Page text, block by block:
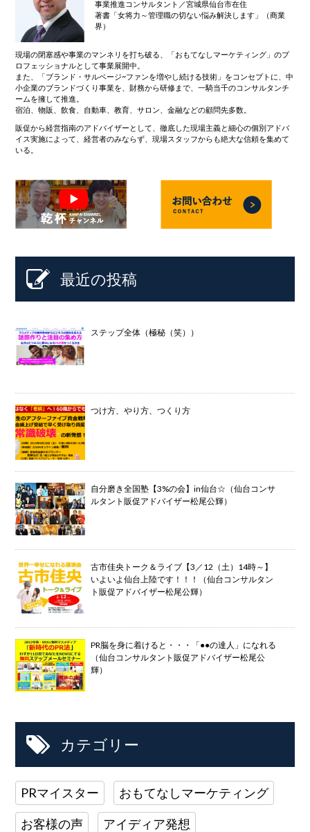
事業推進コンサルタント／宮城県仙台市在住
著書「女将力～管理職の切ない悩み解決します」（商業
界）
現場の閉塞感や事業のマンネリを打ち破る、「おもてなしマーケティング」のプ
ロフェッショナルとして事業展開中。
また、「ブランド・サルベージ~ファンを増やし続ける技術」をコンセプトに、中
小企業のブランドづくり事業を、財務から研修まで、一騎当千のコンサルタンチ
ームを擁して推進。
宿泊、物販、飲食、自動車、教育、サロン、金融などの顧問先多数。
販促から経営指南のアドバイザーとして、徹底した現場主義と細心の個別アドバ
イス実施によって、経営者のみならず、現場スタッフからも絶大な信頼を集めて
いる。
最近の投稿
ステップ全体（極秘（笑））
つけ方、やり方、つくり方
自分磨き全国塾【3%の会】in仙台☆（仙台コンサ
ルタント販促アドバイザー松尾公輝）
古市佳央トーク＆ライブ【3／12（土）14時～】
いよいよ仙台上陸です！！！（仙台コンサルタン
ト販促アドバイザー松尾公輝）
PR脳を身に着けると・・・「●●の達人」になれる
（仙台コンサルタント販促アドバイザー松尾公
輝）
カテゴリー
PRマイスター おもてなしマーケティング
お客様の声 アイディア発想